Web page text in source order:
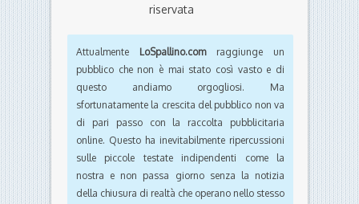
riservata
Attualmente LoSpallino.comraggiunge un
pubblico che non è mai stato così vasto e di
questo andiamo orgogliosi. Ma
sfortunatamente la crescita del pubblico non va
di pari passo con la raccolta pubblicitaria
online. Questo ha inevitabilmente ripercussioni
sulle piccole testate indipendenti come la
nostra e non passa giorno senza la notizia
della chiusura di realtà che operano nello stesso